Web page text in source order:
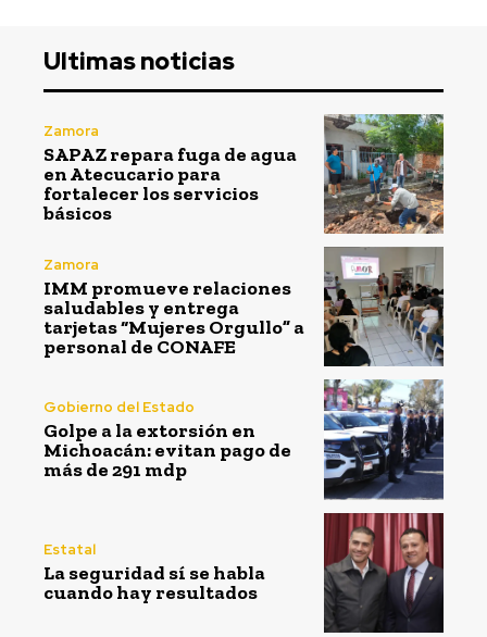
Ultimas noticias
Zamora
SAPAZ repara fuga de agua
en Atecucario para
fortalecer los servicios
básicos
Zamora
IMM promueve relaciones
saludables y entrega
tarjetas “Mujeres Orgullo” a
personal de CONAFE
Gobierno del Estado
Golpe a la extorsión en
Michoacán: evitan pago de
más de 291 mdp
Estatal
La seguridad sí se habla
cuando hay resultados